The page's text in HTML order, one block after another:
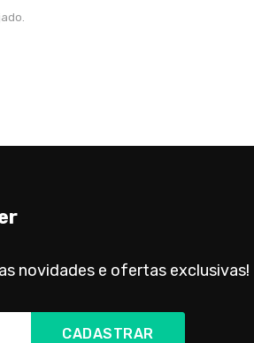
novidades e ofertas exclusivas!
CADASTRAR